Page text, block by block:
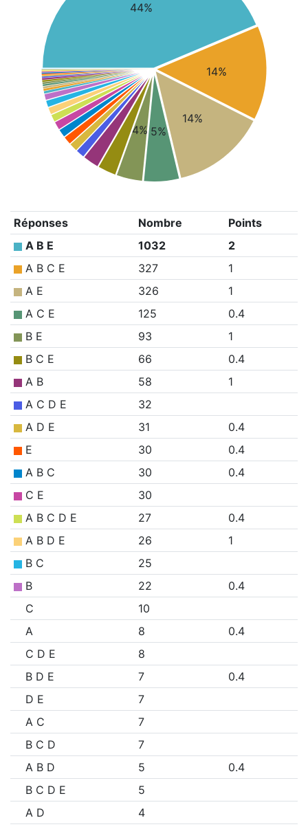
44%
14%
14%
5%
4%
Réponses Nombre
Points
A B E
1032
2
A B C E
327
1
A E
326
1
A C E
125
0.4
B E
93
1
B C E
66
0.4
A B
58
1
A C D E
32
A D E
31
0.4
E
30
0.4
A B C
30
0.4
C E
30
A B C D E
27
0.4
A B D E
26
1
B C
25
B
22
0.4
C
10
A
8
0.4
C D E
8
B D E
7
0.4
D E
7
A C
7
B C D
7
A B D
5
0.4
B C D E
5
A D
4